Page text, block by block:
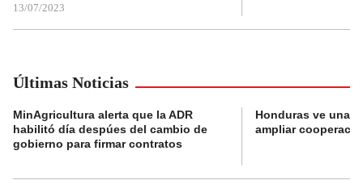
13/07/2023
Últimas Noticias
MinAgricultura alerta que la ADR
habilitó día despúes del cambio de
gobierno para firmar contratos
Honduras ve una
ampliar